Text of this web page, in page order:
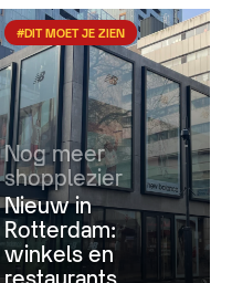
#DIT MOET JE ZIEN
Nog meer
shopplezier
Nieuw in
Rotterdam:
winkels en